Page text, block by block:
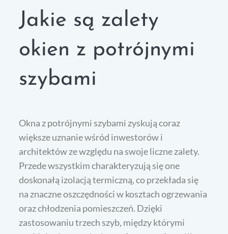
Jakie są zalety
okien z potrójnymi
szybami
Okna z potrójnymi szybami zyskują coraz
większe uznanie wśród inwestorów i
architektów ze względu na swoje liczne zalety.
Przede wszystkim charakteryzują się one
doskonałą izolacją termiczną, co przekłada się
na znaczne oszczędności w kosztach ogrzewania
oraz chłodzenia pomieszczeń. Dzięki
zastosowaniu trzech szyb, między którymi